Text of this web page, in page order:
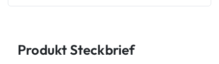
Produkt Steckbrief